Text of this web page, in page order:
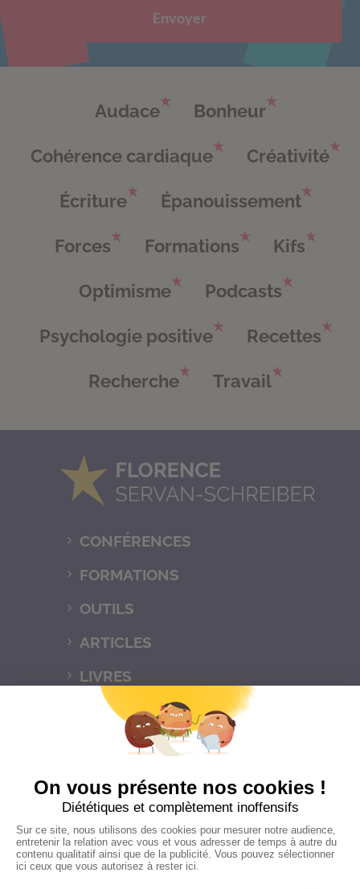
Envoyer
Audace Bonheur
Cohérence cardiaque Créativité
Écriture Épanouissement
Forces Formations Kifs
Optimisme Podcasts
Psychologie positive Recettes
Recherche Travail
CONFÉRENCES
FORMATIONS
OUTILS
ARTICLES
LIVRES
FLORENCE
CONTACT
Mentions légales
Politique de
confidentialités
C.G.V